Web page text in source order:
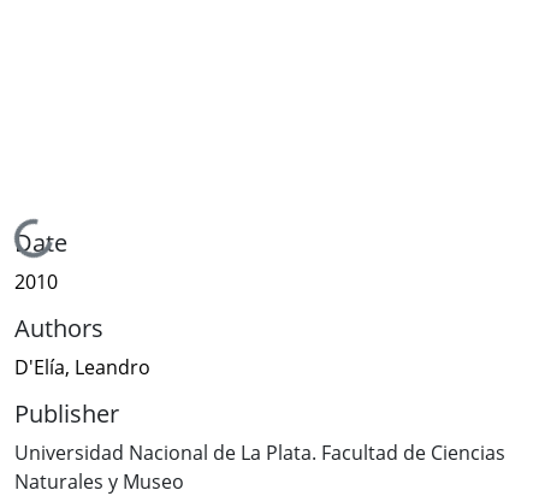
Loading...
Date
2010
Authors
D'Elía, Leandro
Publisher
Universidad Nacional de La Plata. Facultad de Ciencias
Naturales y Museo